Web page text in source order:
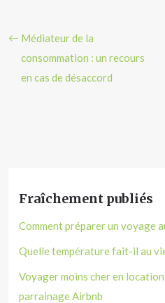
Médiateur de la
consommation : un recours
en cas de désaccord
Fraîchement publiés
Comment préparer un voyage
Quelle température fait-il au
Voyager moins cher en
parrainage Airbnb